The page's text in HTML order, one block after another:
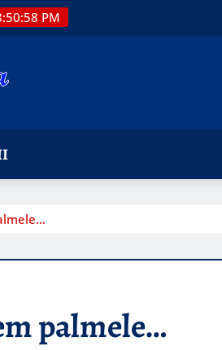
PM
palmele…